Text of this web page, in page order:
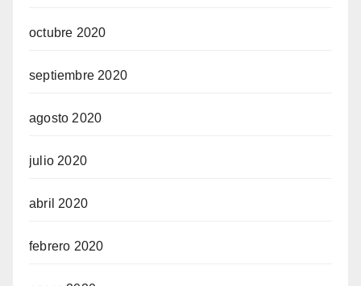
octubre 2020
septiembre 2020
agosto 2020
julio 2020
abril 2020
febrero 2020